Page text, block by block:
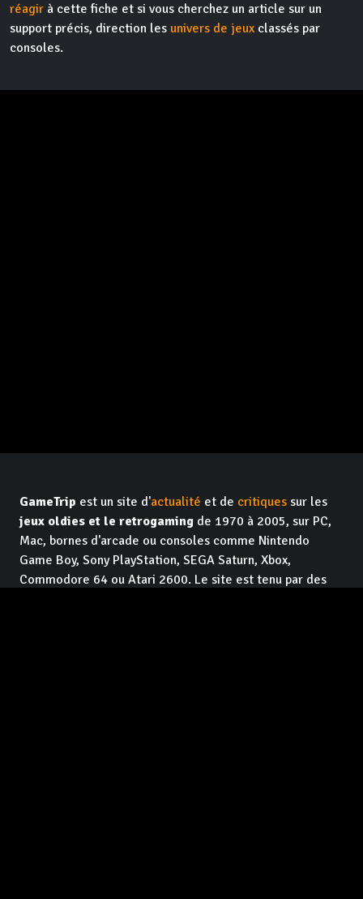
réagir à cette fiche et si vous cherchez un article sur un
support précis, direction les univers de jeux classés par
consoles.
GameTrip est un site d'actualité et de critiques sur les
jeux oldies et le retrogaming de 1970 à 2005, sur PC,
Mac, bornes d'arcade ou consoles comme Nintendo
Game Boy, Sony PlayStation, SEGA Saturn, Xbox,
Commodore 64 ou Atari 2600. Le site est tenu par des